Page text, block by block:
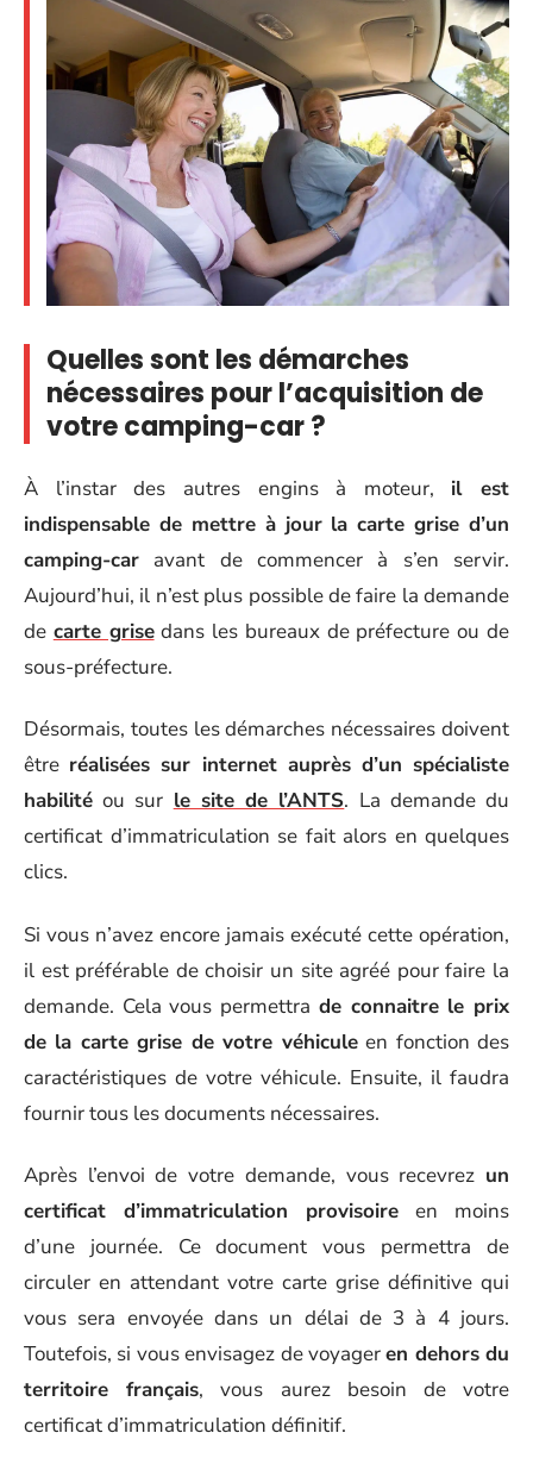
Quelles sont les démarches
nécessaires pour l’acquisition de
votre camping-car ?
À l’instar des autres engins à moteur, il est
indispensable de mettre à jour la carte grise d’un
camping-car avant de commencer à s’en servir.
Aujourd’hui, il n’est plus possible de faire la demande
de carte grisedans les bureaux de préfecture ou de
sous-préfecture.
Désormais, toutes les démarches nécessaires doivent
être réalisées sur internet auprès d’un spécialiste
habilité ou sur le site de l’ANTS. La demande du
certificat d’immatriculation se fait alors en quelques
clics.
Si vous n’avez encore jamais exécuté cette opération,
il est préférable de choisir un site agréé pour faire la
demande. Cela vous permettra de connaitre le prix
de la carte grise de votre véhiculeen fonction des
caractéristiques de votre véhicule. Ensuite, il faudra
fournir tous les documents nécessaires.
Après l’envoi de votre demande, vous recevrez un
certificat d’immatriculation provisoire en moins
d’une journée. Ce document vous permettra de
circuler en attendant votre carte grise définitive qui
vous sera envoyée dans un délai de 3 à 4 jours.
Toutefois, si vous envisagez de voyageren dehors du
territoire français, vous aurez besoin de votre
certificat d’immatriculation définitif.